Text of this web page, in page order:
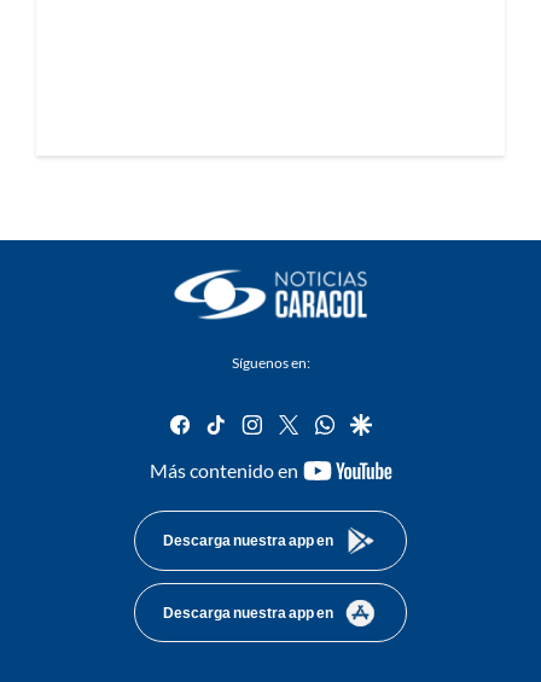
Síguenos en:
facebook
tiktok instagram
twitterwhatsapp
google
Más contenido en
youtube-
Descarga nuestra app en
Descarga nuestra app en